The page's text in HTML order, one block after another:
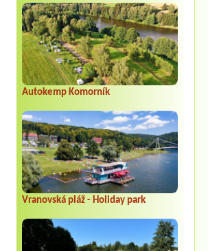
Autokemp Komorník
Vranovská pláž - Holiday park